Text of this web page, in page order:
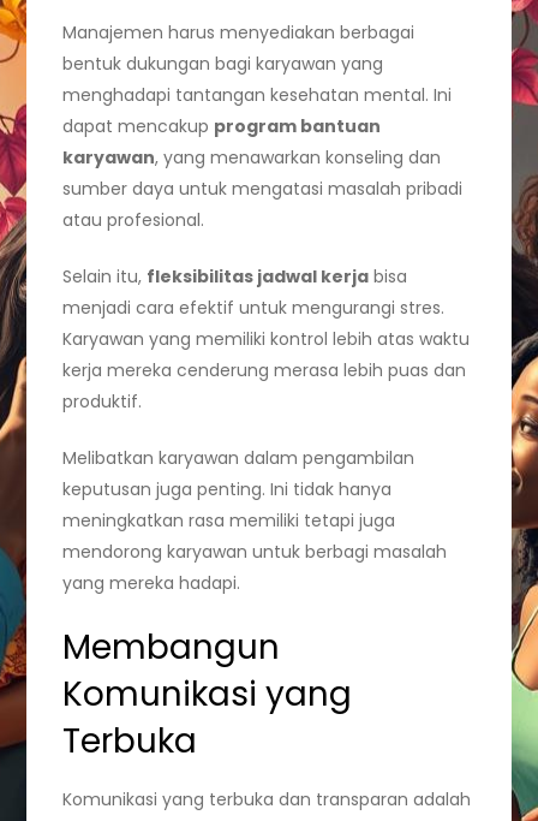
Manajemen harus menyediakan berbagai
bentuk dukungan bagi karyawan yang
menghadapi tantangan kesehatan mental. Ini
dapat mencakup program bantuan
karyawan, yang menawarkan konseling dan
sumber daya untuk mengatasi masalah pribadi
atau profesional.
Selain itu, fleksibilitas jadwal kerja bisa
menjadi cara efektif untuk mengurangi stres.
Karyawan yang memiliki kontrol lebih atas waktu
kerja mereka cenderung merasa lebih puas dan
produktif.
Melibatkan karyawan dalam pengambilan
keputusan juga penting. Ini tidak hanya
meningkatkan rasa memiliki tetapi juga
mendorong karyawan untuk berbagi masalah
yang mereka hadapi.
Membangun
Komunikasi yang
Terbuka
Komunikasi yang terbuka dan transparan adalah